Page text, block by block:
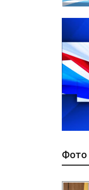
Фото